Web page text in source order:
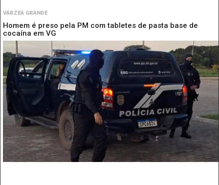
VÁRZEA GRANDE
Homem é preso pela PM com tabletes de pasta base de
cocaína em VG